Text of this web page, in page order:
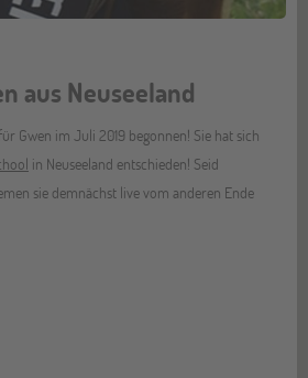
aus Neuseeland
Gwen im Juli 2019 begonnen! Sie hat sich
in Neuseeland entschieden! Seid
sie demnächst live vom anderen Ende